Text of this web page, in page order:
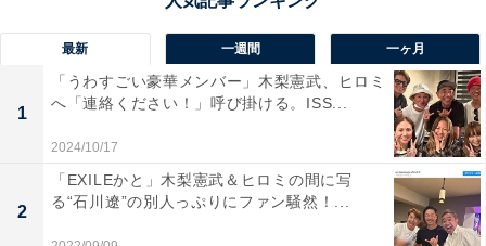
最新 一週間 一ヶ月
1
「うわすごい豪華メンバー」木梨憲武、ヒロミ
へ「連絡ください！」呼び掛ける。ISS...
2024/10/17
2
「EXILEかと」木梨憲武＆ヒロミの間に写
る“石川遼”の別人っぷりにファン騒然！...